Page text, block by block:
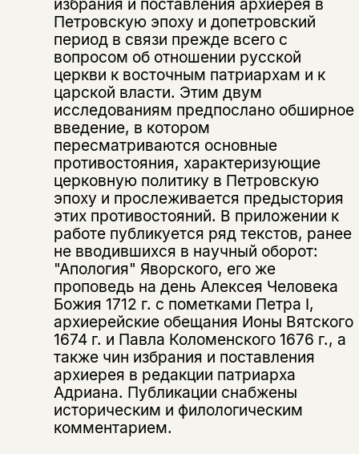
избрания и поставления архиерея в
Петровскую эпоху и допетровский
период в связи прежде всего с
вопросом об отношении русской
церкви к восточным патриархам и к
царской власти. Этим двум
исследованиям предпослано обширное
введение, в котором
пересматриваются основные
противостояния, характеризующие
церковную политику в Петровскую
эпоху и прослеживается предыстория
этих противостояний. В приложении к
работе публикуется ряд текстов, ранее
не вводившихся в научный оборот:
"Апология" Яворского, его же
проповедь на день Алексея Человека
Божия 1712 г. с пометками Петра I,
архиерейские обещания Ионы Вятского
1674 г. и Павла Коломенского 1676 г., а
также чин избрания и поставления
архиерея в редакции патриарха
Адриана. Публикации снабжены
историческим и филологическим
комментарием.
Подписка на рассылку
Раз в неделю мы отправляем рассылку
о книгах и событиях «НЛО».
За подписку дарим промокод на
Этой книги временно
нет в продаже.
Вы можете подписаться на
уведомления, и при поступлении книги
на склад получить письмо на указанный
электронный адрес.
Эта книга